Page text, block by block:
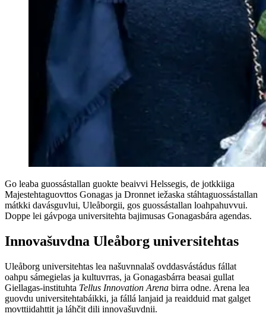
Go leaba guossástallan guokte beaivvi Helssegis, de jotkkiiga
Majestehtaguovttos Gonagas ja Dronnet iežaska stáhtaguossástallan
mátkki davásguvlui, Uleåborgii, gos guossástallan loahpahuvvui.
Doppe lei gávpoga universitehta bajimusas Gonagasbára agendas.
Innovašuvdna Uleåborg universitehtas
Uleåborg universitehtas lea našuvnnalaš ovddasvástádus fállat
oahpu sámegielas ja kultuvrras, ja Gonagasbárra beasai gullat
Giellagas-instituhta Tellus Innovation Arena birra odne. Arena lea
guovdu universitehtabáikki, ja fállá lanjaid ja reaidduid mat galget
movttiidahttit ja láhčit dili innovašuvdnii.